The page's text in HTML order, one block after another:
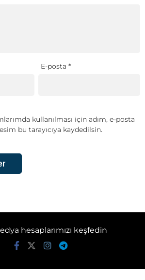
E-posta*
kullanılması için adım, e-posta
bu tarayıcıya kaydedilsin.
hesaplarımızı keşfedin